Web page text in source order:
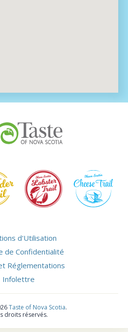
d'Utilisation
de Confidentialité
Réglementations
Infolettre
Taste of Nova Scotia.
droits réservés.